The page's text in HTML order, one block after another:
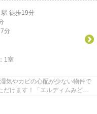
駅 徒歩19分
分
1室
気やカビの心配が少ない物件で
だけます！「エルディムみどり